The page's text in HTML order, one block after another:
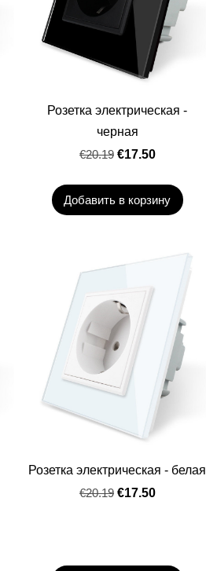
Розетка электрическая -
черная
€20.19 €17.50
Добавить в корзину
Розетка электрическая - белая
€20.19 €17.50